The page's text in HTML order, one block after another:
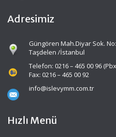
Adresimiz
Güngören Mah.Diyar Sok.
Taşdelen /İstanbul
Telefon: 0216 – 465 00 96
Fax: 0216 – 465 00 92
info@islevymm.com.tr
Hızlı Menü